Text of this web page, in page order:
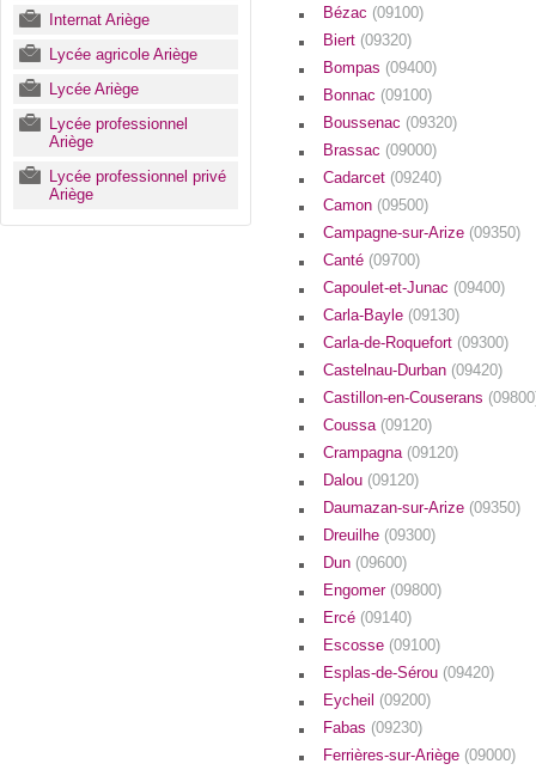
Internat Ariège
Lycée agricole Ariège
Lycée Ariège
Lycée professionnel
Ariège
Lycée professionnel privé
Ariège
Bézac (09100)
Biert (09320)
Bompas (09400)
Bonnac (09100)
Boussenac (09320)
Brassac (09000)
Cadarcet (09240)
Camon (09500)
Campagne-sur-Arize (09350)
Canté (09700)
Capoulet-et-Junac (09400)
Carla-Bayle (09130)
Carla-de-Roquefort (09300)
Castelnau-Durban (09420)
Castillon-en-Couserans
Coussa (09120)
Crampagna (09120)
Dalou (09120)
Daumazan-sur-Arize (09350)
Dreuilhe (09300)
Dun (09600)
Engomer (09800)
Ercé (09140)
Escosse (09100)
Esplas-de-Sérou (09420)
Eycheil (09200)
Fabas (09230)
Ferrières-sur-Ariège (09000)